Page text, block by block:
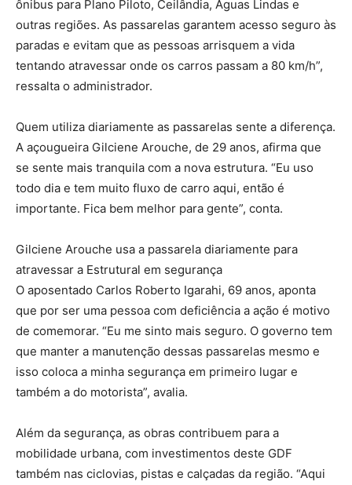
ônibus para Plano Piloto, Ceilândia, Águas Lindas e
outras regiões. As passarelas garantem acesso seguro às
paradas e evitam que as pessoas arrisquem a vida
tentando atravessar onde os carros passam a 80 km/h”,
ressalta o administrador.
Quem utiliza diariamente as passarelas sente a diferença.
A açougueira Gilciene Arouche, de 29 anos, afirma que
se sente mais tranquila com a nova estrutura. “Eu uso
todo dia e tem muito fluxo de carro aqui, então é
importante. Fica bem melhor para gente”, conta.
Gilciene Arouche usa a passarela diariamente para
atravessar a Estrutural em segurança
O aposentado Carlos Roberto Igarahi, 69 anos, aponta
que por ser uma pessoa com deficiência a ação é motivo
de comemorar. “Eu me sinto mais seguro. O governo tem
que manter a manutenção dessas passarelas mesmo e
isso coloca a minha segurança em primeiro lugar e
também a do motorista”, avalia.
Além da segurança, as obras contribuem para a
mobilidade urbana, com investimentos deste GDF
também nas ciclovias, pistas e calçadas da região. “Aqui